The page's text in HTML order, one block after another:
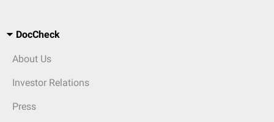
DocCheck
About Us
Investor Relations
Press